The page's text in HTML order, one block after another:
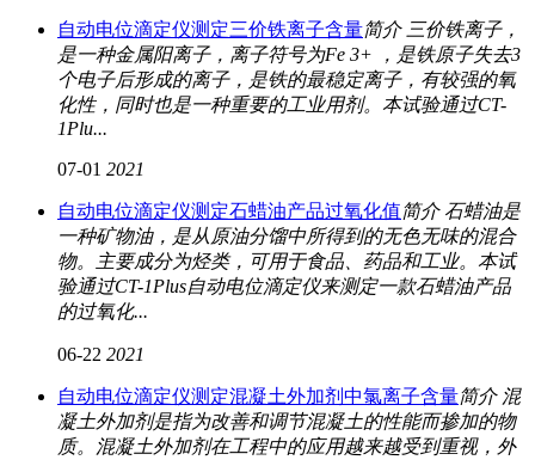
自动电位滴定仪测定三价铁离子含量简介 三价铁离子，
是一种金属阳离子，离子符号为Fe 3+ ，是铁原子失去3
个电子后形成的离子，是铁的最稳定离子，有较强的氧
化性，同时也是一种重要的工业用剂。本试验通过CT-
1Plu...
07-01 2021
自动电位滴定仪测定石蜡油产品过氧化值简介 石蜡油是
一种矿物油，是从原油分馏中所得到的无色无味的混合
物。主要成分为烃类，可用于食品、药品和工业。本试
验通过CT-1Plus自动电位滴定仪来测定一款石蜡油产品
的过氧化...
06-22 2021
自动电位滴定仪测定混凝土外加剂中氯离子含量简介 混
凝土外加剂是指为改善和调节混凝土的性能而掺加的物
质。混凝土外加剂在工程中的应用越来越受到重视，外